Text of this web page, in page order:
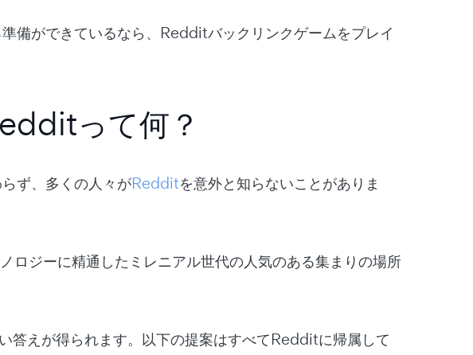
準備ができているなら、Redditバックリンクゲームをプレイ
って何？
ず、多くの人々がRedditを意外と知らないことがありま
ジーに精通したミレニアル世代の人気のある集まりの場所
答えが得られます。以下の提案はすべてRedditに帰属して